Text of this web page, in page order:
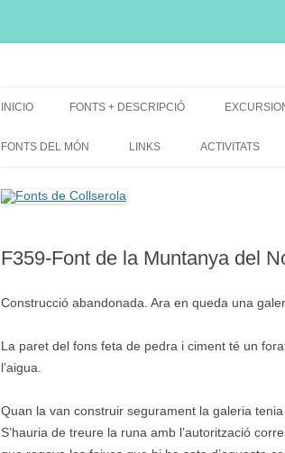
INICIO FONTS + DESCRIPCIÓ
DE GRUP
FONTS DEL MÓN LINKS ACTIVITATS
F359-Font de la Muntanya del
Construcció abandonada. Ara en queda una
La paret del fons feta de pedra i ciment té un
l’aigua.
Quan la van construir segurament la galeria
S’hauria de treure la runa amb l’autorització